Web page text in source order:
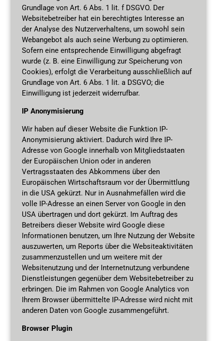
Grundlage von Art. 6 Abs. 1 lit. f DSGVO. Der
Websitebetreiber hat ein berechtigtes Interesse an
der Analyse des Nutzerverhaltens, um sowohl sein
Webangebot als auch seine Werbung zu optimieren.
Sofern eine entsprechende Einwilligung abgefragt
wurde (z. B. eine Einwilligung zur Speicherung von
Cookies), erfolgt die Verarbeitung ausschließlich auf
Grundlage von Art. 6 Abs. 1 lit. a DSGVO; die
Einwilligung ist jederzeit widerrufbar.
IP Anonymisierung
Wir haben auf dieser Website die Funktion IP-
Anonymisierung aktiviert. Dadurch wird Ihre IP-
Adresse von Google innerhalb von Mitgliedstaaten
der Europäischen Union oder in anderen
Vertragsstaaten des Abkommens über den
Europäischen Wirtschaftsraum vor der Übermittlung
in die USA gekürzt. Nur in Ausnahmefällen wird die
volle IP-Adresse an einen Server von Google in den
USA übertragen und dort gekürzt. Im Auftrag des
Betreibers dieser Website wird Google diese
Informationen benutzen, um Ihre Nutzung der Website
auszuwerten, um Reports über die Websiteaktivitäten
zusammenzustellen und um weitere mit der
Websitenutzung und der Internetnutzung verbundene
Dienstleistungen gegenüber dem Websitebetreiber zu
erbringen. Die im Rahmen von Google Analytics von
Ihrem Browser übermittelte IP-Adresse wird nicht mit
anderen Daten von Google zusammengeführt.
Browser Plugin